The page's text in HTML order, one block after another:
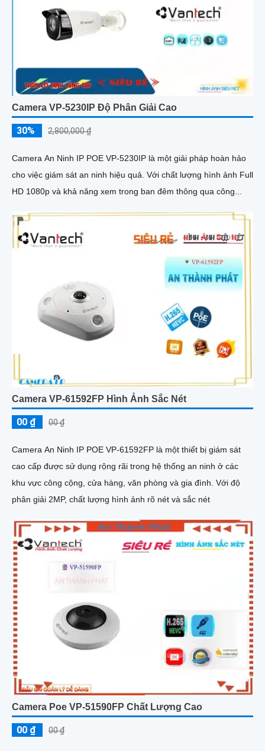
Camera VP-5230IP Độ Phân Giải Cao
30% 2,800,000 ₫
Camera An Ninh IP POE VP-5230IP là một giải pháp hoàn hảo
cho việc giám sát an ninh hiệu quả. Với chất lượng hình ảnh Full
HD 1080p và khả năng xem trong ban đêm thông qua công...
Camera VP-61592FP Hình Ảnh Sắc Nét
00 ₫ 00 ₫
Camera An Ninh IP POE VP-61592FP là một thiết bị giám sát
cao cấp được sử dụng rộng rãi trong hệ thống an ninh ở các
khu vực công cộng, cửa hàng, văn phòng và gia đình. Với độ
phân giải 2MP, chất lượng hình ảnh rõ nét và sắc nét
Camera Poe VP-51590FP Chất Lượng Cao
00 ₫ 00 ₫